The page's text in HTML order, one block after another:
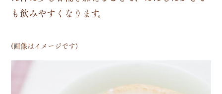
も飲みやすくなります。
(画像はイメージです)